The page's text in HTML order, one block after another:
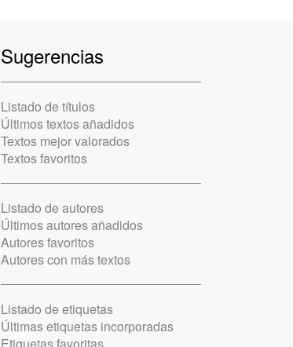
Sugerencias
Listado de títulos
Últimos textos añadidos
Textos mejor valorados
Textos favoritos
Listado de autores
Últimos autores añadidos
Autores favoritos
Autores con más textos
Listado de etiquetas
Últimas etiquetas incorporadas